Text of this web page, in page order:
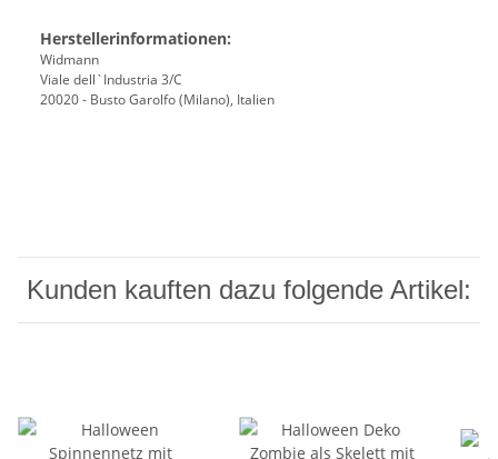
Herstellerinformationen:
Widmann
Viale dell`Industria 3/C
20020 - Busto Garolfo (Milano), Italien
Kunden kauften dazu folgende Artikel: